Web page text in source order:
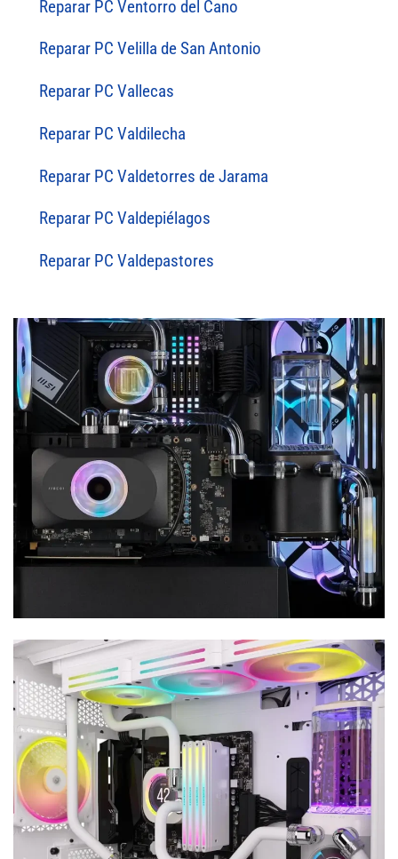
Reparar PC Ventorro del Cano
Reparar PC Velilla de San Antonio
Reparar PC Vallecas
Reparar PC Valdilecha
Reparar PC Valdetorres de Jarama
Reparar PC Valdepiélagos
Reparar PC Valdepastores